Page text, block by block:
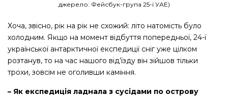
джерело: Фейсбук-група 25-ї УАЕ)
Хоча, звісно, рік на рік не схожий: літо натомість було
холодним. Якщо на момент відбуття попередньої, 24-ї
української антарктичної експедиції сніг уже цілком
розтанув, то на час нашого від’їзду він зійшов тільки
трохи, зовсім не оголивши каміння.
– Як експедиція ладнала з сусідами по острову